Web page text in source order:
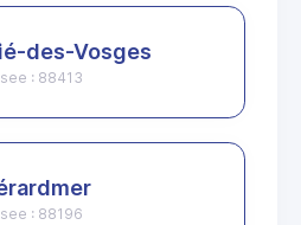
des-Vosges
: 88413
: 88196